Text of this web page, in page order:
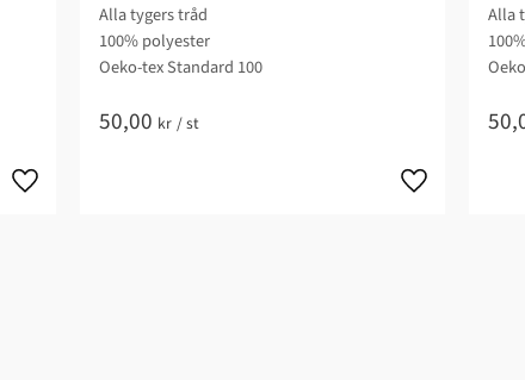
Alla tygers tråd
100% polyester
Oeko-tex Standard 100
50,00 kr /st
Alla